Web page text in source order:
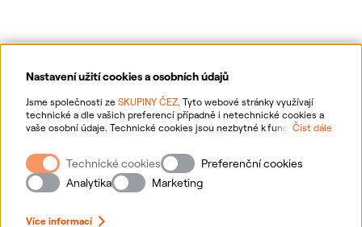
Nastavení užití cookies a osobních údajů
Jsme společnosti ze SKUPINY ČEZ. Tyto webové stránky využívají
technické a dle vašich preferencí případně i netechnické cookies a
vaše osobní údaje. Technické cookies jsou nezbytné k fungování
webové stránky vašim preferencím, k personalizaci reklam a analytice.
Pro sběr a zpracování netechnických cookies a vašich osobních údajů
nám můžete udělit souhlas. Bližší informace o vašich právech,
zpracování osobních údajů, včetně možnosti odvolání udělených
Číst dále
Technické cookies
Preferenční cookies
Analytika
Marketing
Více informací
Ochrana osobních údajů
Informace o webu
Nastavení cookies